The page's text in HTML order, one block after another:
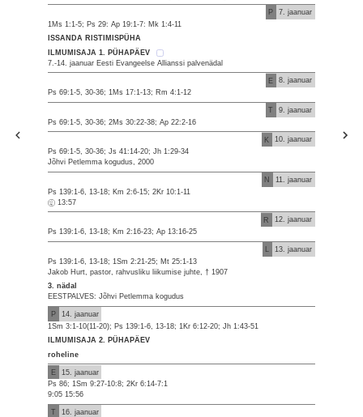
P
7. jaanuar
1Ms 1:1-5; Ps 29: Ap 19:1-7: Mk 1:4-11
ISSANDA RISTIMISPÜHA
ILMUMISAJA 1. PÜHAPÄEV
7.-14. jaanuar Eesti Evangeelse Allianssi palvenädal
E
8. jaanuar
Ps 69:1-5, 30-36; 1Ms 17:1-13; Rm 4:1-12
T
9. jaanuar
Ps 69:1-5, 30-36; 2Ms 30:22-38; Ap 22:2-16
K
10. jaanuar
Ps 69:1-5, 30-36; Js 41:14-20; Jh 1:29-34
Jõhvi Petlemma kogudus, 2000
N
11. jaanuar
Ps 139:1-6, 13-18; Km 2:6-15; 2Kr 10:1-11
13:57
R
12. jaanuar
Ps 139:1-6, 13-18; Km 2:16-23; Ap 13:16-25
13. jaanuar
Ps 139:1-6, 13-18; 1Sm 2:21-25; Mt 25:1-13
Jakob Hurt, pastor, rahvusliku liikumise juhte, † 1907
3. nädal
EESTPALVES: Jõhvi Petlemma kogudus
P
14. jaanuar
1Sm 3:1-10(11-20); Ps 139:1-6, 13-18; 1Kr 6:12-20; Jh 1:43-51
ILMUMISAJA 2. PÜHAPÄEV
roheline
E
15. jaanuar
Ps 86; 1Sm 9:27-10:8; 2Kr 6:14-7:1
9:05 15:56
T
16. jaanuar